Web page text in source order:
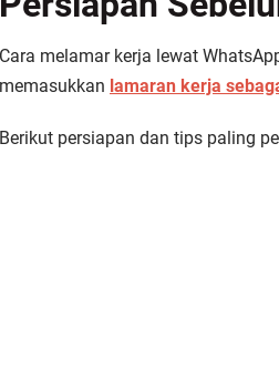
Cara melamar kerja lewat
memasukkan lamaran kerja
Berikut persiapan dan tips paling